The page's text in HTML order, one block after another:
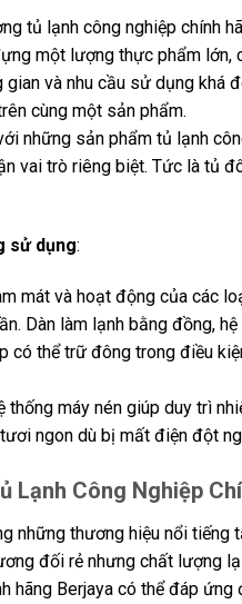
tủ lạnh công nghiệp chính
một lượng thực phẩm lớn,
gian và nhu cầu sử dụng khá
cùng một sản phẩm.
những sản phẩm tủ lạnh
vai trò riêng biệt. Tức là tủ
sử dụng:
mát và hoạt động của các
Dàn làm lạnh bằng đồng,
có thể trữ đông trong điều
thống máy nén giúp duy trì
ngon dù bị mất điện đột
Lạnh Công Nghiệp
những thương hiệu nổi tiếng
đối rẻ nhưng chất lượng
hãng Berjaya có thể đáp